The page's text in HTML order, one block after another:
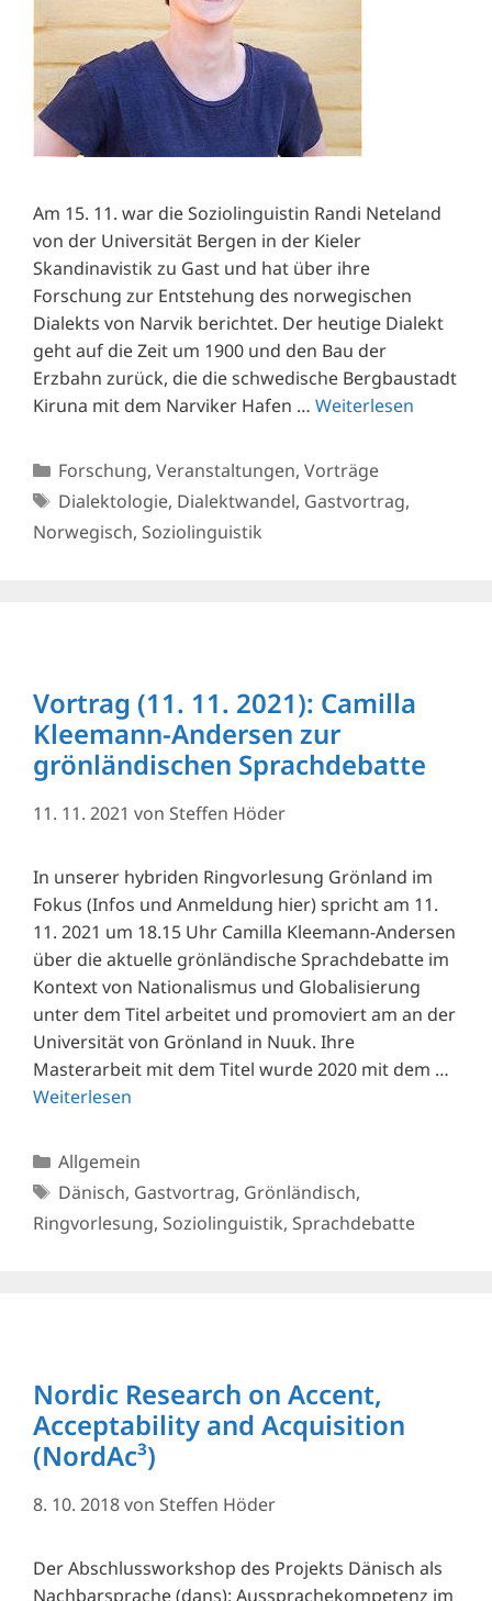
Am 15. 11. war die Soziolinguistin Randi Neteland
von der Universität Bergen in der Kieler
Skandinavistik zu Gast und hat über ihre
Forschung zur Entstehung des norwegischen
Dialekts von Narvik berichtet. Der heutige Dialekt
geht auf die Zeit um 1900 und den Bau der
Erzbahn zurück, die die schwedische Bergbaustadt
Kiruna mit dem Narviker Hafen … Weiterlesen
Kategorien
Forschung, Veranstaltungen, Vorträge
Schlagwörter
Dialektologie, Dialektwandel, Gastvortrag,
Norwegisch, Soziolinguistik
Vortrag (11. 11. 2021): Camilla
Kleemann-Andersen zur
grönländischen Sprachdebatte
11. 11. 2021 von Steffen Höder
In unserer hybriden Ringvorlesung Grönland im
Fokus (Infos und Anmeldung hier) spricht am 11.
11. 2021 um 18.15 Uhr Camilla Kleemann-Andersen
über die aktuelle grönländische Sprachdebatte im
Kontext von Nationalismus und Globalisierung
unter dem Titel arbeitet und promoviert am an der
Universität von Grönland in Nuuk. Ihre
Masterarbeit mit dem Titel wurde 2020 mit dem …
Weiterlesen
Kategorien
Allgemein
Schlagwörter
Dänisch, Gastvortrag, Grönländisch,
Ringvorlesung, Soziolinguistik, Sprachdebatte
Nordic Research on Accent,
Acceptability and Acquisition
(NordAc³)
8. 10. 2018von Steffen Höder
Der Abschlussworkshop des Projekts Dänisch als
Nachbarsprache (dans): Aussprachekompetenz im